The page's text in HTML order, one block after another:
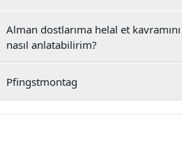
Alman dostlarıma helal et kavramını
nasıl anlatabilirim?
Pfingstmontag